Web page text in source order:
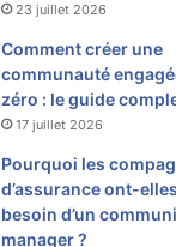
23 juillet 2026
Comment créer une
communauté
zéro : le guide
17 juillet 2026
Pourquoi les
d’assurance ont-elles
besoin d’un
manager ?